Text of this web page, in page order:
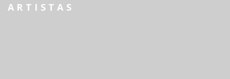
ARTISTAS